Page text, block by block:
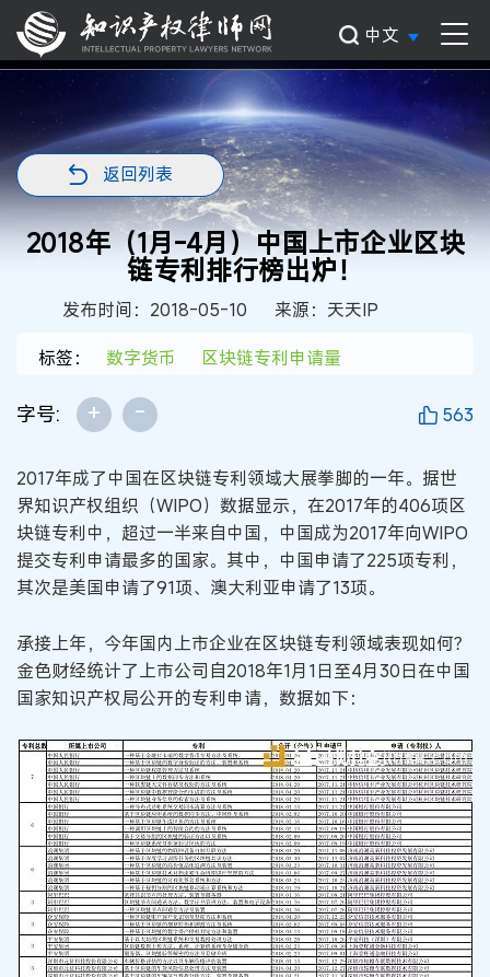
中文
返回列表
2018年（1月-4月）中国上市企业区块
链专利排行榜出炉！
发布时间：2018-05-10
来源：天天IP
标签：
数字货币 区块链专利申请量
字号: + - 563
2017年成了中国在区块链专利领域大展拳脚的一年。据世
界知识产权组织（WIPO）数据显示，在2017年的406项区
块链专利中，超过一半来自中国，中国成为2017年向WIPO
提交专利申请最多的国家。其中，中国申请了225项专利，
其次是美国申请了91项、澳大利亚申请了13项。
承接上年，今年国内上市企业在区块链专利领域表现如何？
金色财经统计了上市公司自2018年1月1日至4月30日在中国
国家知识产权局公开的专利申请，数据如下：